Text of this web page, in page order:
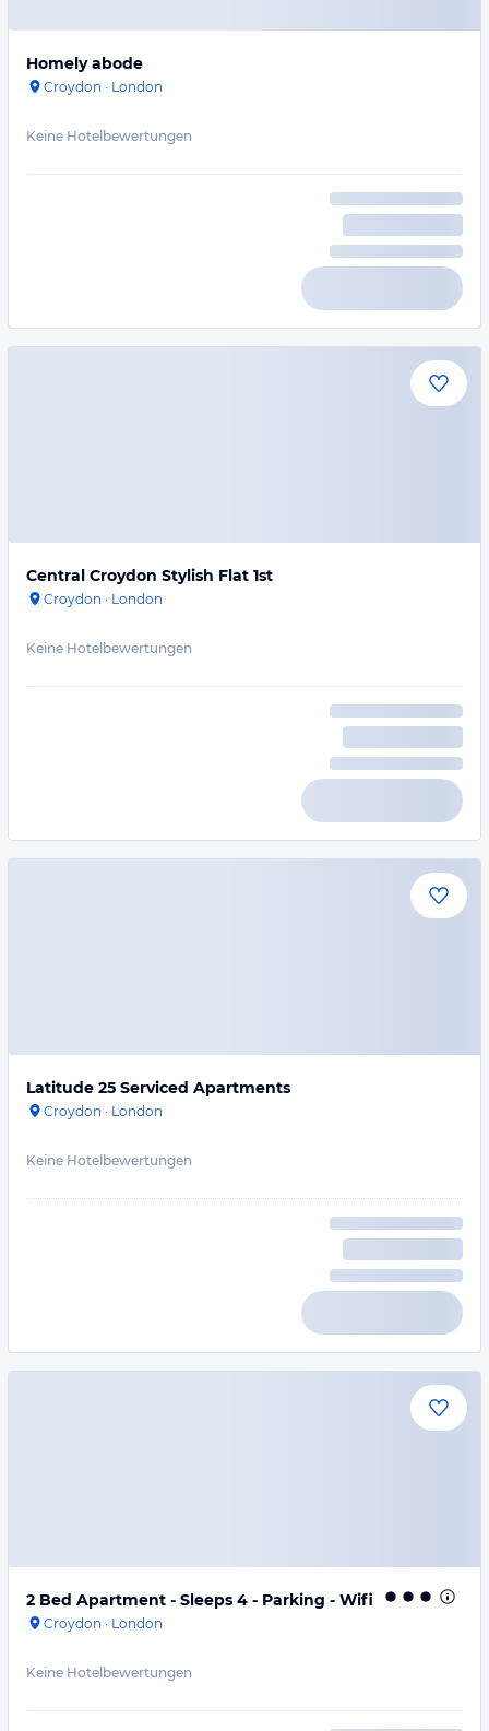
Homely abode
Croydon · London
Keine Hotelbewertungen
Central Croydon Stylish Flat 1st
Croydon · London
Keine Hotelbewertungen
Latitude 25 Serviced Apartments
Croydon · London
Keine Hotelbewertungen
2 Bed Apartment - Sleeps 4 - Parking - Wifi
Croydon · London
Keine Hotelbewertungen